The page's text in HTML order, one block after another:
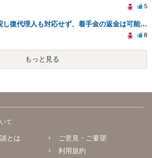
5
弁護士が入院し復代理人も対応せず、着手金の返金は可能か？
8
もっと見る
て
とは
ご意見・ご要望
利用規約